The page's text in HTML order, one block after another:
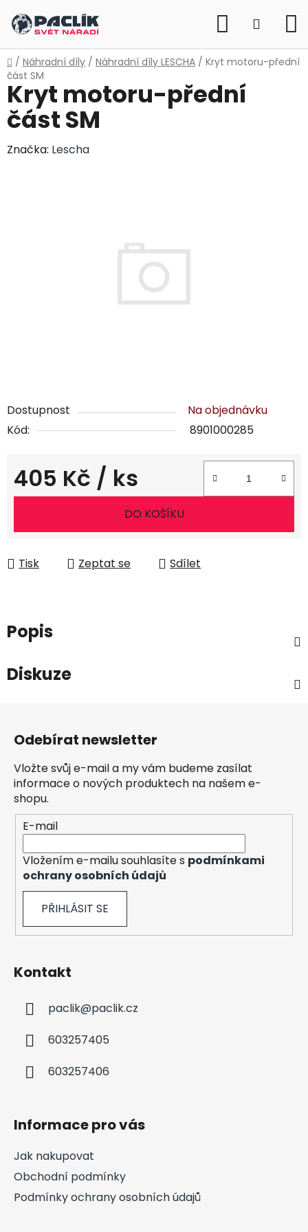
na
obsah
Hledat
KOŠÍK
Domů
/ Náhradní díly / Náhradní díly LESCHA / Kryt motoru-přední
část SM
Dostupnost
Na objednávku
Kód:
8901000285
405 Kč / ks
Měrná cena:
DO KOŠÍKU
Tisk Zeptat se Sdílet
Kryt motoru-přední
část SM
Značka: Lescha
Popis
Diskuze
Odebírat newsletter
Vložte svůj e-mail a my vám budeme zasílat
informace o nových produktech na našem e-
shopu.
E-mail
Vložením e-mailu souhlasíte s podmínkami
ochrany osobních údajů
PŘIHLÁSIT SE
Kontakt
paclik@paclik.cz
603257405
603257406
Informace pro vás
Jak nakupovat
Obchodní podmínky
Podmínky ochrany osobních údajů